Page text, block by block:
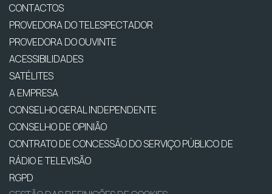
CONTACTOS
PROVEDORA DO TELESPECTADOR
PROVEDORA DO OUVINTE
ACESSIBILIDADES
SATÉLITES
A EMPRESA
CONSELHO GERAL INDEPENDENTE
CONSELHO DE OPINIÃO
CONTRATO DE CONCESSÃO DO SERVIÇO PÚBLICO DE
RÁDIO E TELEVISÃO
RGPD